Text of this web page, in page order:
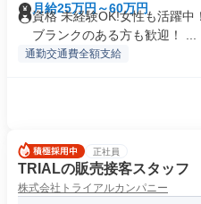
月給25万円～60万円
資格 未経験OK!女性も活躍中
ブランクのある方も歓迎！ ...
通勤交通費全額支給
正社員
TRIALの販売接客スタッフ
株式会社トライアルカンパニー